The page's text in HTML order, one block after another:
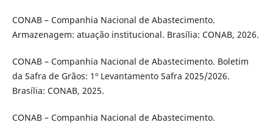
CONAB – Companhia Nacional de Abastecimento.
Armazenagem: atuação institucional. Brasília: CONAB, 2026.
CONAB – Companhia Nacional de Abastecimento. Boletim
da Safra de Grãos: 1º Levantamento Safra 2025/2026.
Brasília: CONAB, 2025.
CONAB – Companhia Nacional de Abastecimento.